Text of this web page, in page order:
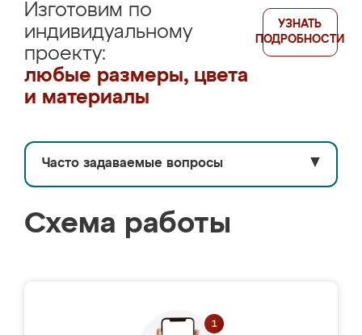
Изготовим по
индивидуальному
проекту:
любые размеры, цвета
и материалы
УЗНАТЬ
ПОДРОБНОСТИ
Часто задаваемые вопросы ▼
Схема работы